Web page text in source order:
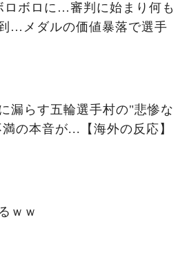
ロボロに…審判に始まり何も
…メダルの価値暴落で選手
漏らす五輪選手村の"悲惨な
の本音が...【海外の反応】
ｗｗ